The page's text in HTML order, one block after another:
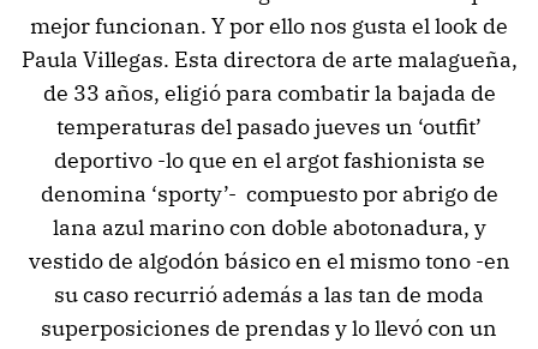
mejor funcionan. Y por ello nos gusta el look de
Paula Villegas. Esta directora de arte malagueña,
de 33 años, eligió para combatir la bajada de
temperaturas del pasado jueves un ‘outfit’
deportivo -lo que en el argot fashionista se
denomina ‘sporty’- compuesto por abrigo de
lana azul marino con doble abotonadura, y
vestido de algodón básico en el mismo tono -en
su caso recurrió además a las tan de moda
superposiciones de prendas y lo llevó con un